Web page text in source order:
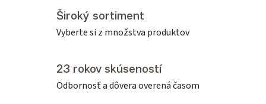
Široký sortiment
Vyberte si z množstva produktov
23 rokov skúseností
Odbornosť a dôvera overená časom